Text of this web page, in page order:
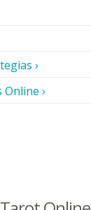
›
Online ›